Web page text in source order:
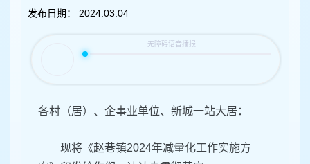
发布日期： 2024.03.04
各村（居）、企事业单位、新城一站大居：
现将《赵巷镇2024年减量化工作实施方